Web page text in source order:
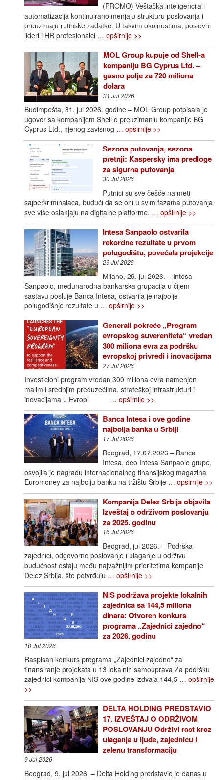
(PROMO) Veštačka inteligencija i
automatizacija kontinuirano menjaju strukturu poslovanja i
preuzimaju rutinske zadatke. U takvim okolnostima, poslovni
lideri i HR profesionalci … opširnije >>
MOL Group kupuje od Shell-a
kompaniju BG Cyprus Ltd. –
gasno polje za 720 miliona
dolara
31 Jul 2026
Budimpešta, 31. jul 2026. godine – MOL Group potpisala je
ugovor sa kompanijom Shell o preuzimanju kompanije BG
Cyprus Ltd., njenog zavisnog … opširnije >>
Sezona putovanja, sezona
pretnji: Kaspersky ima predloge
za sigurna putovanja
30 Jul 2026
Putnici su sve češće na meti
sajberkriminalaca, budući da se oni u svim fazama putovanja
sve više oslanjaju na digitalne platforme. … opširnije >>
Intesa Sanpaolo ostvarila
rekordne rezultate u prvom
polugodištu, povećala projekcije
29 Jul 2026
Milano, 29. jul 2026. – Intesa
Sanpaolo, međunarodna bankarska grupacija u čijem
sastavu posluje Banca Intesa, ostvarila je najbolje
polugodišnje rezultate u … opširnije >>
Generali pokreće „Program
evropskog suvereniteta“ vredan
300 miliona evra za podršku
evropskoj privredi i inovacijama
27 Jul 2026
Investicioni program vredan 300 miliona evra namenjen
malim i srednjim preduzećima, strateškoj infrastrukturi i
inovacijama u Evropi … opširnije >>
Banca Intesa i ove godine
najbolja banka u Srbiji
17 Jul 2026
Beograd, 17.07.2026 – Banca
Intesa, deo Intesa Sanpaolo grupe,
osvojila je nagradu internacionalnog finansijskog magazina
Euromoney za najbolju banku na tržištu Srbije … opširnije >>
Kompanija Delez Srbija objavila
Izveštaj o održivom poslovanju
za 2025. godinu
16 Jul 2026
Beograd, jul 2026. – Podrška
zajednici, odgovorno poslovanje i ulaganje u održivu
budućnost ostaju među najvažnijim prioritetima kompanije
Delez Srbija, što potvrđuju … opširnije >>
NIS podržava projekte lokalnih
zajednica sa 144,5 miliona
dinara: Otvoren konkurs
programa „Zajednici zajedno“
za 2026. godinu
10 Jul 2026
Raspisan konkurs programa „Zajednici zajedno“ za
finansiranje projekata u 13 lokalnih samouprava Za podršku
zajednici kompanija NIS ove godine izdvaja 144,5 … opširnije
>>
DELTA HOLDING PREDSTAVIO
17. IZVEŠTAJ O ODRŽIVOM
POSLOVANJU Održivi rast kroz
ulaganja u ljude, zajednicu i
zelenu transformaciju
9 Jul 2026
Beograd, 9. jul 2026. – Delta Holding predstavio je danas u